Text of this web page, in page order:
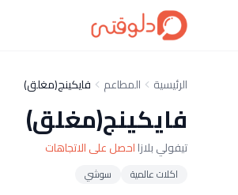
الرئيسية المطاعم فايكينج(مغلق)
فايكينج(مغلق)
تيفولي بلازااحصل على الاتجاهات
اكلات عالمية سوشي